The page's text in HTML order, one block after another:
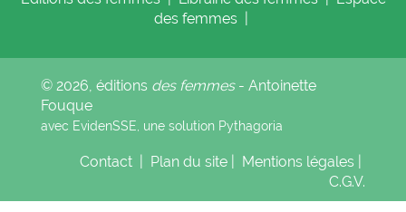
des femmes
© 2026, éditions des femmes- Antoinette
Fouque
avec EvidenSSE, une solution Pythagoria
Contact Plan du site Mentions légales
C.G.V.